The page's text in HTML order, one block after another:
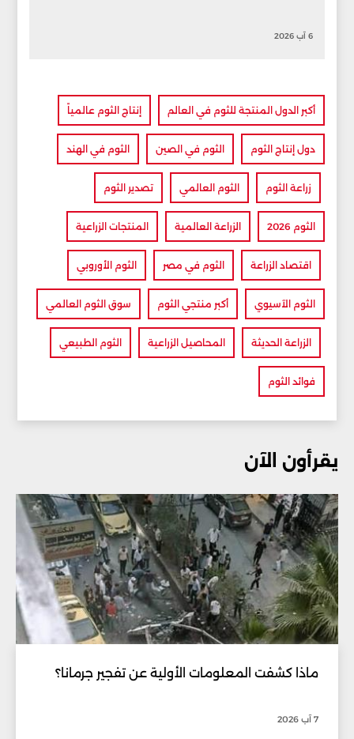
6 آب 2026
أكبر الدول المنتجة للثوم في العالم إنتاج الثوم عالمياً
دول إنتاج الثوم الثوم في الصين الثوم في الهند
زراعة الثوم الثوم العالمي تصدير الثوم
الثوم 2026 الزراعة العالمية المنتجات الزراعية
اقتصاد الزراعة الثوم في مصر الثوم الأوروبي
الثوم الآسيوي أكبر منتجي الثوم سوق الثوم العالمي
الزراعة الحديثة المحاصيل الزراعية الثوم الطبيعي
فوائد الثوم
يقرأون الآن
ماذا كشفت المعلومات الأولية عن تفجير جرمانا؟
7 آب 2026